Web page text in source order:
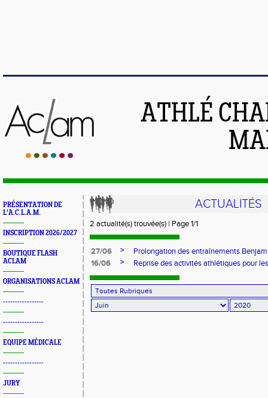
ATHLÉ
PRÉSENTATION DE
L'A.C.L.A.M.
INSCRIPTION 2026/2027
BOUTIQUE FLASH
ACLAM
ORGANISATIONS ACLAM
-----------------
-----------------
EQUIPE MÉDICALE
-----------------
JURY
ACTUALITÉS
2 actualité(s) trouvée(s) | Page 1/1
27/06 >
Prolongation des entraînements
16/06
> Reprise des activités athlétiques pour